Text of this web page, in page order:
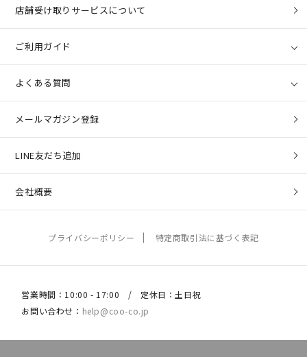
店舗受け取りサービスについて
ご利用ガイド
よくある質問
メールマガジン登録
LINE友だち追加
会社概要
プライバシーポリシー 特定商取引法に基づく表記
営業時間：10:00 - 17:00 / 定休日：土日祝
お問い合わせ： help@coo-co.jp